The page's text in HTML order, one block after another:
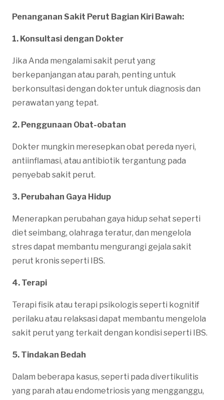
Penanganan Sakit Perut Bagian Kiri Bawah:
1. Konsultasi dengan Dokter
Jika Anda mengalami sakit perut yang
berkepanjangan atau parah, penting untuk
berkonsultasi dengan dokter untuk diagnosis dan
perawatan yang tepat.
2. Penggunaan Obat-obatan
Dokter mungkin meresepkan obat pereda nyeri,
antiinflamasi, atau antibiotik tergantung pada
penyebab sakit perut.
3. Perubahan Gaya Hidup
Menerapkan perubahan gaya hidup sehat seperti
diet seimbang, olahraga teratur, dan mengelola
stres dapat membantu mengurangi gejala sakit
perut kronis seperti IBS.
4. Terapi
Terapi fisik atau terapi psikologis seperti kognitif
perilaku atau relaksasi dapat membantu mengelola
sakit perut yang terkait dengan kondisi seperti IBS.
5. Tindakan Bedah
Dalam beberapa kasus, seperti pada divertikulitis
yang parah atau endometriosis yang mengganggu,